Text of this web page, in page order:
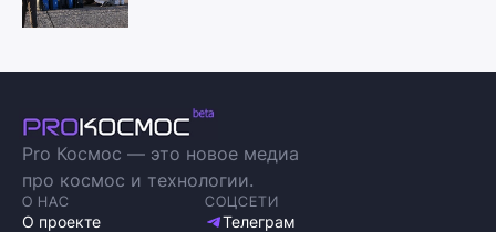
Pro Космос — это новое медиа
про космос и технологии.
О НАС
О проекте
СОЦСЕТИ
Телеграм